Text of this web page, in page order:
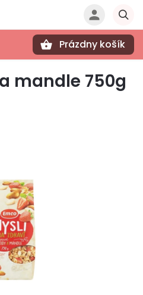
Prázdny košík
mandle 750g